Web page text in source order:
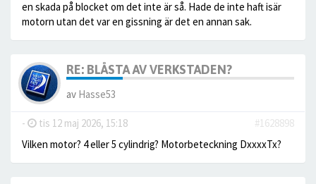
en skada på blocket om det inte är så. Hade de inte haft isär
motorn utan det var en gissning är det en annan sak.
RE: BLÅSTA AV VERKSTADEN?
av Hasse53
- tis 12 maj 2026, 15:18
#1628898
Vilken motor? 4 eller 5 cylindrig? Motorbeteckning DxxxxTx?